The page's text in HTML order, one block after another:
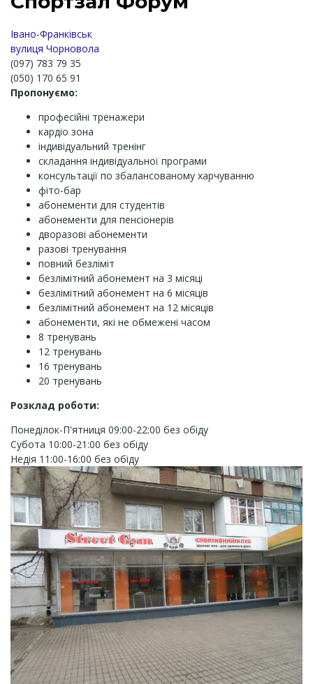
Івано-Франківськ
вулиця Чорновола
(097) 783 79 35
(050) 170 65 91
Пропонуємо:
професійні тренажери
кардіо зона
індивідуальний тренінг
складання індивідуальної програми
консультації по збалансованому харчуванню
фіто-бар
абонементи для студентів
абонементи для пенсіонерів
дворазові абонементи
разові тренування
повний безліміт
безлімітний абонемент на 3 місяці
безлімітний абонемент на 6 місяців
безлімітний абонемент на 12 місяців
абонементи, які не обмежені часом
8 тренувань
12 тренувань
16 тренувань
20 тренувань
Розклад роботи:
Понеділок-П'ятниця 09:00-22:00 без обіду
Субота 10:00-21:00 без обіду
Недія 11:00-16:00 без обіду